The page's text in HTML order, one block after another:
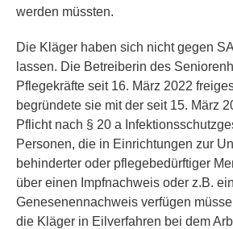
werden müssten.
Die Kläger haben sich nicht gegen
lassen. Die Betreiberin des
Pflegekräfte seit 16. März 2022
begründete sie mit der seit 15. März
Pflicht nach § 20 a
Personen, die in Einrichtungen zur
behinderter oder pflegebedürftiger
über einen Impfnachweis oder z.B.
Genesenennachweis verfügen
die Kläger in Eilverfahren bei dem